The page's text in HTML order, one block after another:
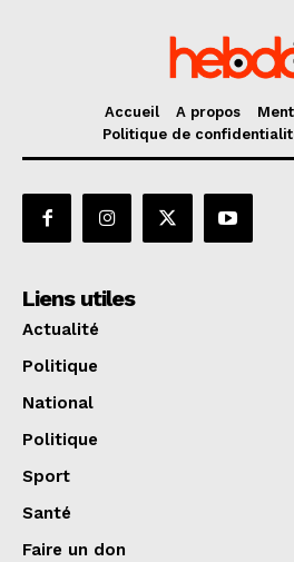
Accueil A propos
Politique de
Liens utiles
Actualité
Politique
National
Politique
Sport
Santé
Faire un don